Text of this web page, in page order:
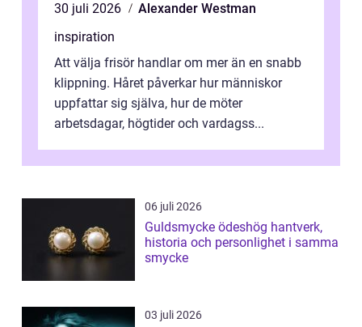
30 juli 2026
Alexander Westman
inspiration
Att välja frisör handlar om mer än en snabb
klippning. Håret påverkar hur människor
uppfattar sig själva, hur de möter
arbetsdagar, högtider och vardagss...
06 juli 2026
Guldsmycke ödeshög hantverk,
historia och personlighet i samma
smycke
03 juli 2026